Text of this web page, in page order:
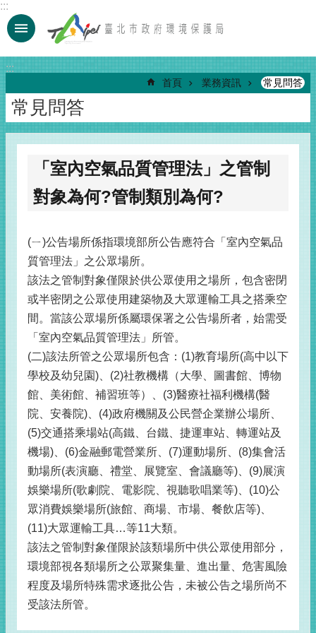
跳到主要內容區塊
:::
:::
首頁 業務資訊 常見問答
常見問答
「室內空氣品質管理法」之管制
對象為何?管制類別為何?
(ㄧ)公告場所係指環境部所公告應符合「室內空氣品
質管理法」之公眾場所。
該法之管制對象僅限於供公眾使用之場所，包含密閉
或半密閉之公眾使用建築物及大眾運輸工具之搭乘空
間。當該公眾場所係屬環保署之公告場所者，始需受
「室內空氣品質管理法」所管。
(二)該法所管之公眾場所包含：(1)教育場所(高中以下
學校及幼兒園)、(2)社教機構（大學、圖書館、博物
館、美術館、補習班等）、(3)醫療社福利機構(醫
院、安養院)、(4)政府機關及公民營企業辦公場所、
(5)交通搭乘場站(高鐵、台鐵、捷運車站、轉運站及
機場)、(6)金融郵電營業所、(7)運動場所、(8)集會活
動場所(表演廳、禮堂、展覽室、會議廳等)、(9)展演
娛樂場所(歌劇院、電影院、視聽歌唱業等)、(10)公
眾消費娛樂場所(旅館、商場、市場、餐飲店等)、
(11)大眾運輸工具…等11大類。
該法之管制對象僅限於該類場所中供公眾使用部分，
環境部視各類場所之公眾聚集量、進出量、危害風險
程度及場所特殊需求逐批公告，未被公告之場所尚不
受該法所管。